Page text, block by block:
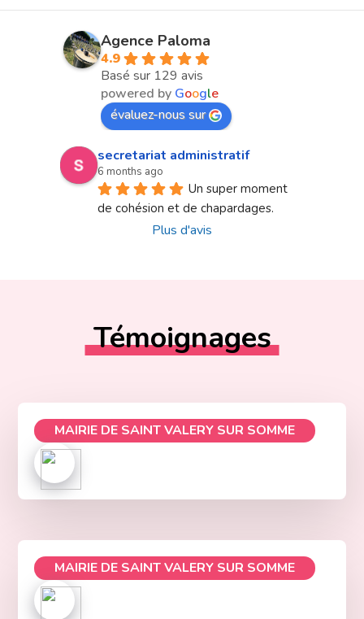
Agence Paloma
4.9
Basé sur 129 avis
powered by Google
évaluez-nous sur
secretariat administratif
6 months ago
Un super moment
de cohésion et de chapardages.
Plus d'avis
Témoignages
MAIRIE DE SAINT VALERY SUR SOMME
MAIRIE DE SAINT VALERY SUR SOMME